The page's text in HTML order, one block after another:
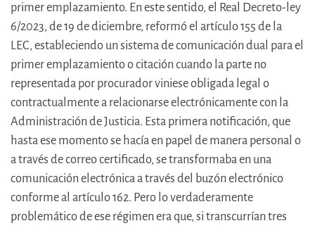
primer emplazamiento. En este sentido, el Real Decreto-ley
6/2023, de 19 de diciembre, reformó el artículo 155 de la
LEC, estableciendo un sistema de comunicación dual para el
primer emplazamiento o citación cuando la parte no
representada por procurador viniese obligada legal o
contractualmente a relacionarse electrónicamente con la
Administración de Justicia. Esta primera notificación, que
hasta ese momento se hacía en papel de manera personal o
a través de correo certificado, se transformaba en una
comunicación electrónica a través del buzón electrónico
conforme al artículo 162. Pero lo verdaderamente
problemático de ese régimen era que, si transcurrían tres